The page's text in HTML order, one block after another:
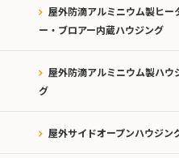
屋外防滴アルミニウム製ヒー
ー・ブロアー内蔵ハウジング
屋外防滴アルミニウム製ハウ
グ
屋外サイドオープンハウジン